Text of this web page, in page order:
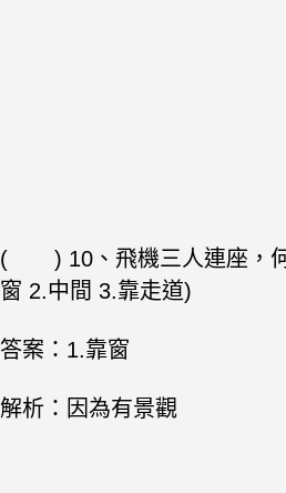
( ) 10、飛機三人連座，何
窗 2.中間 3.靠走道)
答案：1.靠窗
解析：因為有景觀